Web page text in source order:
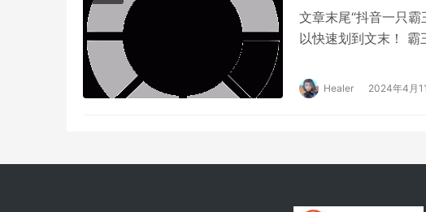
文章最后一张图片有作品集传送门，等不及的
文章末尾“抖音一只
以快速划到文末！ 霸
是这片土地上最珍贵
所思所想，更能够倾
Healer 2024年4月